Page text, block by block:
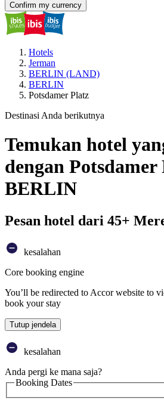
Confirm my currency
Hotels
Jerman
BERLIN (LAND)
BERLIN
Potsdamer Platz
Destinasi Anda berikutnya
Temukan hotel
dengan Potsdamer
BERLIN
Pesan hotel dari 45+
kesalahan
Core booking engine
You’ll be redirected to Accor website to
book your stay
Tutup jendela
kesalahan
Anda pergi ke mana saja?
Booking Dates